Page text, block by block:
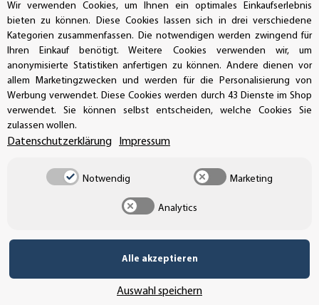
Buchhaltung: +49 (0)39-201-28-98-17
info@aufkleberdealer.de
UNSER AFFILIATE-PROGRAMM
SSL-Verschlüsselung
UNSER VERSANDDIENSTLEISTER
Wir verwenden Cookies, um Ihnen ein optimales Einkaufserlebnis
bieten zu können. Diese Cookies lassen sich in drei verschiedene
Kategorien zusammenfassen. Die notwendigen werden zwingend für
Ihren Einkauf benötigt. Weitere Cookies verwenden wir, um
anonymisierte Statistiken anfertigen zu können. Andere dienen vor
allem Marketingzwecken und werden für die Personalisierung von
Werbung verwendet. Diese Cookies werden durch 43 Dienste im Shop
verwendet. Sie können selbst entscheiden, welche Cookies Sie
zulassen wollen.
Datenschutzerklärung Impressum
Notwendig Marketing
Analytics
Alle akzeptieren
Auswahl speichern